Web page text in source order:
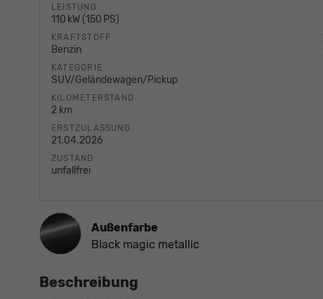
LEISTUNG
110 kW (150 PS)
KRAFTSTOFF
Benzin
KATEGORIE
SUV/Geländewagen/Pickup
KILOMETERSTAND
2 km
ERSTZULASSUNG
21.04.2026
ZUSTAND
unfallfrei
Außenfarbe
Black magic metallic
Beschreibung